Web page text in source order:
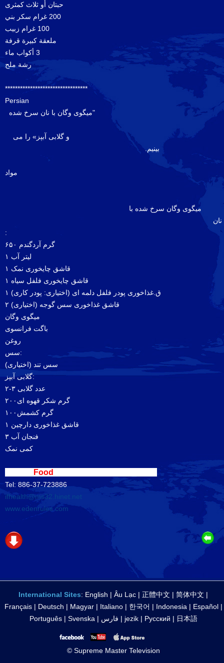
حبتان أو ثلاث كمثرى
200 غرام سكر بني
100 غرام زبيب
ملعقة كبيرة قرفة
3 أكواب ماء
رشة ملح
*********************************
Persian
"میگوی وگان با نان سرخ شده
و گلابی آبپز» را می
بینیم.
مواد
میگوی وگان سرخ شده با
نان
:
۶۵۰ گرم آردگندم
۱ لیتر آب
۱ قاشق چایخوری نمک
۱ قاشق چایخوری فلفل سیاه
۱ ق.غذاخوری پودر فلفل دلمه ای (اختیاری: پودر کاری)
۲ قاشق غذاخوری سس گوجه (اختیاری)
میگوی وگان
باگت فرانسوی
روغن
سس:
سس تند (اختیاری)
گلابی آبپز:
۲-۳ عدد گلابی
۲۰۰گرم شکر قهوه ای
۱۰۰گرم کشمش
۱ قاشق غذاخوری دارچین
۳ فنجان آب
کمی نمک
Food
Tel: 886-37-723886
ifhealth@ms32.hinet.net
www.edenrules.com
International Sites: English | Âu Lạc | 正體中文 | 简体中文 |
Français| Deutsch | Magyar| Italiano| 한국어 | Indonesia | Español|
Português| Svenska | فارس | jezik| Русский | 日本語
© Supreme Master Television